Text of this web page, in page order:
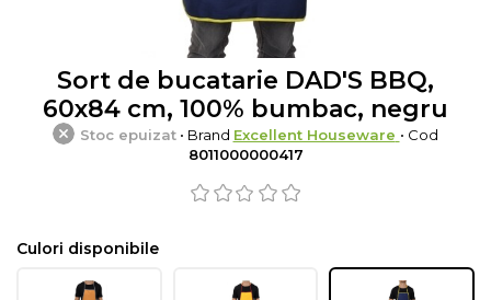
Sort de bucatarie DAD'S BBQ,
60x84 cm, 100% bumbac, negru
Stoc epuizat• Brand Excellent Houseware • Cod
8011000000417
Culori disponibile